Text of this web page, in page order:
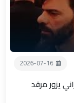
2026-07-16
يزور مرقد